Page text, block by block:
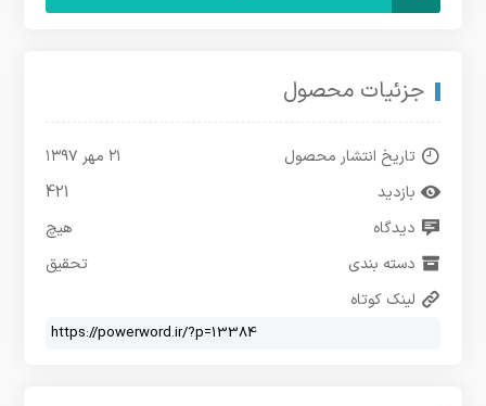
جزئیات محصول
تاریخ انتشار محصول
۲۱ مهر ۱۳۹۷
بازدید
421
دیدگاه
هیچ
دسته بندی
تحقیق
لینک کوتاه